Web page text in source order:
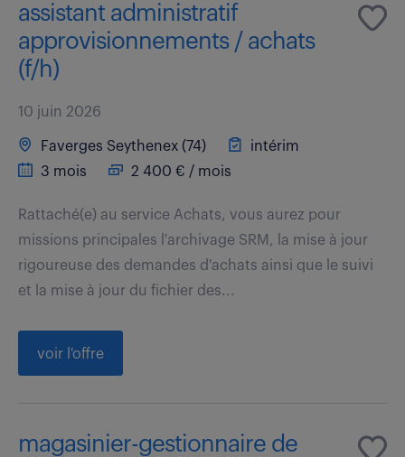
assistant administratif
approvisionnements / achats
(f/h)
10 juin 2026
Faverges Seythenex (74)
intérim
3 mois
2 400 € / mois
Rattaché(e) au service Achats, vous aurez pour
missions principales l'archivage SRM, la mise à jour
rigoureuse des demandes d'achats ainsi que le suivi
et la mise à jour du fichier des...
voir l'offre
magasinier-gestionnaire de